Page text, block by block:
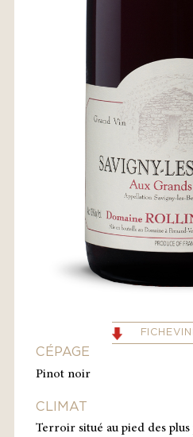
CÉPAGE
Pinot noir
CLIMAT
Terroir situé au pied des